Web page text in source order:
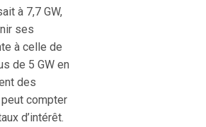
à 7,7 GW,
ses
à celle de
de 5 GW en
des
compter
d’intérêt.